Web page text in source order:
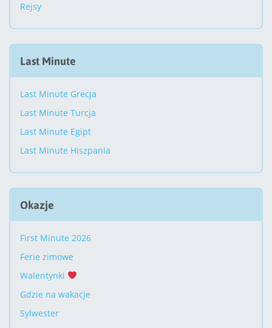
Rejsy
Last Minute
Last Minute Grecja
Last Minute Turcja
Last Minute Egipt
Last Minute Hiszpania
Okazje
First Minute 2026
Ferie zimowe
Walentynki
Gdzie na wakacje
Sylwester